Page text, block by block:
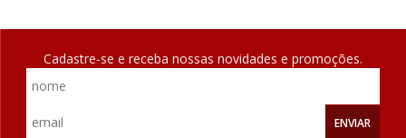
Cadastre-se e receba nossas novidades e promoções.
ENVIAR